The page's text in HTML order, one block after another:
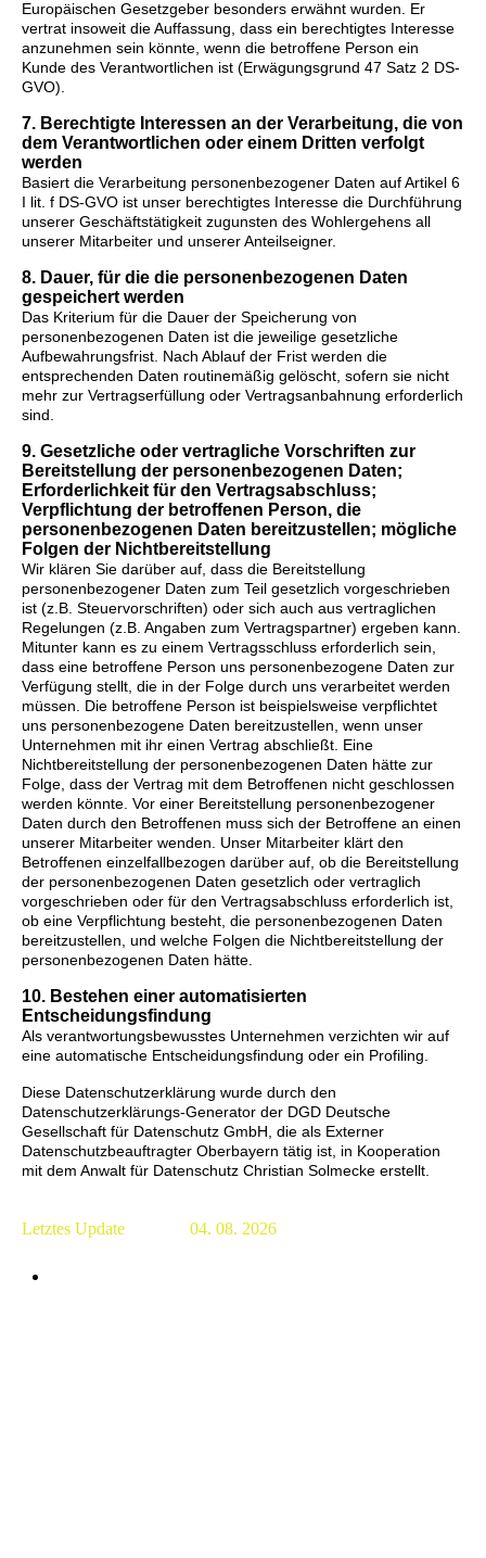
Europäischen Gesetzgeber besonders erwähnt wurden. Er
vertrat insoweit die Auffassung, dass ein berechtigtes Interesse
anzunehmen sein könnte, wenn die betroffene Person ein
Kunde des Verantwortlichen ist (Erwägungsgrund 47 Satz 2 DS-
GVO).
7. Berechtigte Interessen an der Verarbeitung, die von
dem Verantwortlichen oder einem Dritten verfolgt
werden
Basiert die Verarbeitung personenbezogener Daten auf Artikel 6
I lit. f DS-GVO ist unser berechtigtes Interesse die Durchführung
unserer Geschäftstätigkeit zugunsten des Wohlergehens all
unserer Mitarbeiter und unserer Anteilseigner.
8. Dauer, für die die personenbezogenen Daten
gespeichert werden
Das Kriterium für die Dauer der Speicherung von
personenbezogenen Daten ist die jeweilige gesetzliche
Aufbewahrungsfrist. Nach Ablauf der Frist werden die
entsprechenden Daten routinemäßig gelöscht, sofern sie nicht
mehr zur Vertragserfüllung oder Vertragsanbahnung erforderlich
sind.
9. Gesetzliche oder vertragliche Vorschriften zur
Bereitstellung der personenbezogenen Daten;
Erforderlichkeit für den Vertragsabschluss;
Verpflichtung der betroffenen Person, die
personenbezogenen Daten bereitzustellen; mögliche
Folgen der Nichtbereitstellung
Wir klären Sie darüber auf, dass die Bereitstellung
personenbezogener Daten zum Teil gesetzlich vorgeschrieben
ist (z.B. Steuervorschriften) oder sich auch aus vertraglichen
Regelungen (z.B. Angaben zum Vertragspartner) ergeben kann.
Mitunter kann es zu einem Vertragsschluss erforderlich sein,
dass eine betroffene Person uns personenbezogene Daten zur
Verfügung stellt, die in der Folge durch uns verarbeitet werden
müssen. Die betroffene Person ist beispielsweise verpflichtet
uns personenbezogene Daten bereitzustellen, wenn unser
Unternehmen mit ihr einen Vertrag abschließt. Eine
Nichtbereitstellung der personenbezogenen Daten hätte zur
Folge, dass der Vertrag mit dem Betroffenen nicht geschlossen
werden könnte. Vor einer Bereitstellung personenbezogener
Daten durch den Betroffenen muss sich der Betroffene an einen
unserer Mitarbeiter wenden. Unser Mitarbeiter klärt den
Betroffenen einzelfallbezogen darüber auf, ob die Bereitstellung
der personenbezogenen Daten gesetzlich oder vertraglich
vorgeschrieben oder für den Vertragsabschluss erforderlich ist,
ob eine Verpflichtung besteht, die personenbezogenen Daten
bereitzustellen, und welche Folgen die Nichtbereitstellung der
personenbezogenen Daten hätte.
10. Bestehen einer automatisierten
Entscheidungsfindung
Als verantwortungsbewusstes Unternehmen verzichten wir auf
eine automatische Entscheidungsfindung oder ein Profiling.
Diese Datenschutzerklärung wurde durch den
Datenschutzerklärungs-Generator der DGD Deutsche
Gesellschaft für Datenschutz GmbH, die als Externer
Datenschutzbeauftragter Oberbayern tätig ist, in Kooperation
mit dem Anwalt für Datenschutz Christian Solmecke erstellt.
Letztes Update 04. 08. 2026